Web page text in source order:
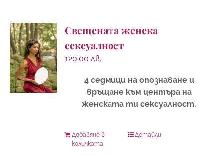
Свещената женска
сексуалност
120.00лв.
4 седмици на опознаване и
връщане към центъра на
женската ти сексуалност.
Добавяне в
количката
Детайли